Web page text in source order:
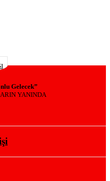
Gelecek”
YANINDA